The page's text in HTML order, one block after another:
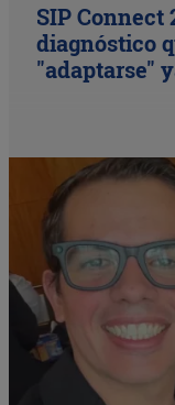
SIP Connect
diagnóstico
"adaptarse"